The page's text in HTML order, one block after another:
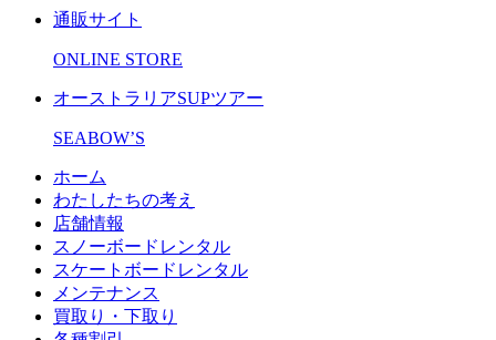
通販サイト
ONLINE STORE
オーストラリアSUPツアー
SEABOW’S
ホーム
わたしたちの考え
店舗情報
スノーボードレンタル
スケートボードレンタル
メンテナンス
買取り・下取り